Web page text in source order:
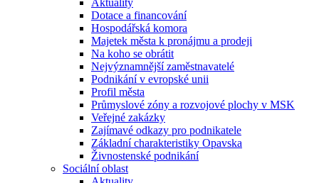
Aktuality
Dotace a financování
Hospodářská komora
Majetek města k pronájmu a prodeji
Na koho se obrátit
Nejvýznamnější zaměstnavatelé
Podnikání v evropské unii
Profil města
Průmyslové zóny a rozvojové plochy v MSK
Veřejné zakázky
Zajímavé odkazy pro podnikatele
Základní charakteristiky Opavska
Živnostenské podnikání
Sociální oblast